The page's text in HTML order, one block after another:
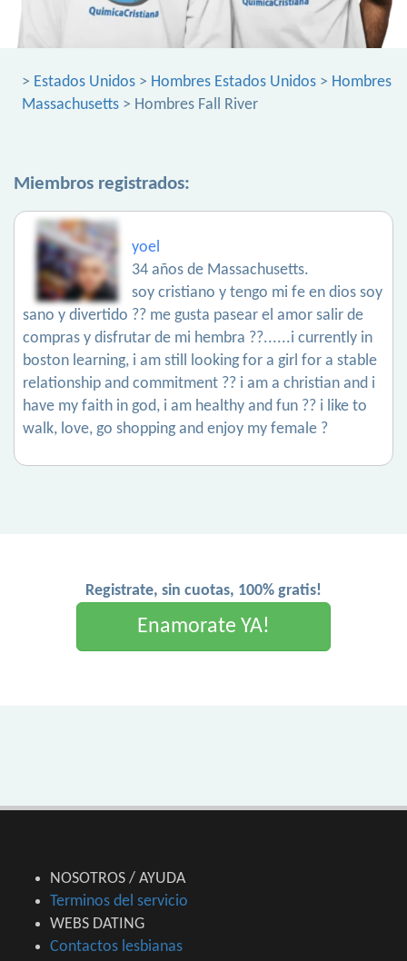
> Estados Unidos > Hombres Estados Unidos > Hombres
Massachusetts > Hombres Fall River
Miembros registrados:
yoel
34 años de Massachusetts.
soy cristiano y tengo mi fe en dios soy
sano y divertido ?? me gusta pasear el amor salir de
compras y disfrutar de mi hembra ??......i currently in
boston learning, i am still looking for a girl for a stable
relationship and commitment ?? i am a christian and i
have my faith in god, i am healthy and fun ?? i like to
walk, love, go shopping and enjoy my female ?
Registrate, sin cuotas, 100% gratis!
Enamorate YA!
NOSOTROS / AYUDA
Terminos del servicio
WEBS DATING
Contactos lesbianas